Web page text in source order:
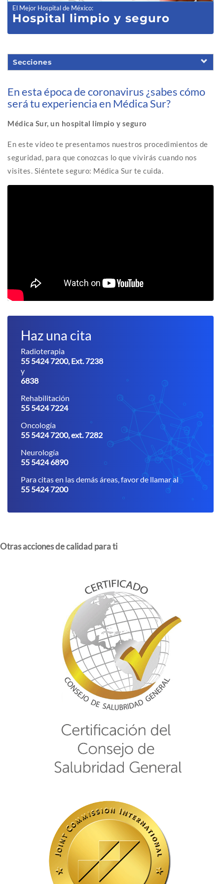
El Mejor Hospital de México:
Hospital limpio y seguro
Secciones
En esta época de coronavirus ¿sabes cómo
será tu experiencia en Médica Sur?
Médica Sur, un hospital limpio y seguro
En este video te presentamos nuestros procedimientos de
seguridad, para que conozcas lo que vivirás cuando nos
visites. Siéntete seguro: Médica Sur te cuida.
Haz una cita
Radioterapia
55 5424 7200, Ext. 7238
y
6838
Rehabilitación
55 5424 7224
Oncología
55 5424 7200, ext. 7282
Neurología
55 5424 6890
Para citas en las demás áreas, favor de llamar al
55 5424 7200
Otras acciones de calidad para ti